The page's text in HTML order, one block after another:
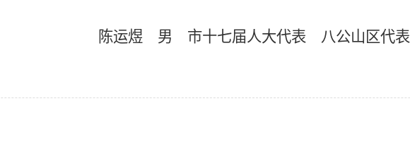
陈运煜 男 市十七届人大代表 八公山 区代